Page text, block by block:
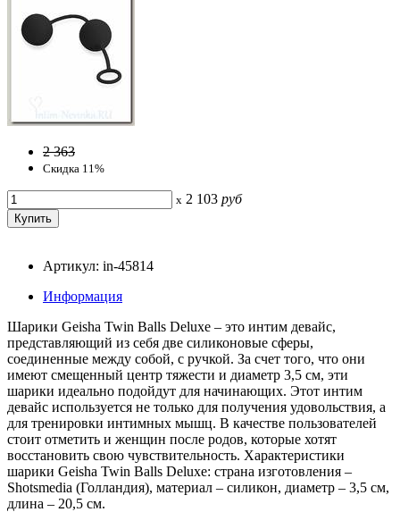
2 363
Скидка 11%
x 2 103 руб
Артикул: in-45814
Информация
Шарики Geisha Twin Balls Deluxe – это интим девайс,
представляющий из себя две силиконовые сферы,
соединенные между собой, с ручкой. За счет того, что они
имеют смещенный центр тяжести и диаметр 3,5 см, эти
шарики идеально подойдут для начинающих. Этот интим
девайс используется не только для получения удовольствия, а
для тренировки интимных мышц. В качестве пользователей
стоит отметить и женщин после родов, которые хотят
восстановить свою чувствительность. Характеристики
шарики Geisha Twin Balls Deluxe: страна изготовления –
Shotsmedia (Голландия), материал – силикон, диаметр – 3,5 см,
длина – 20,5 см.